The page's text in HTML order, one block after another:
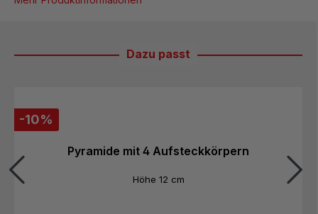
Dazu passt
-10%
Pyramide mit 4 Aufsteckkörpern
Höhe 12 cm